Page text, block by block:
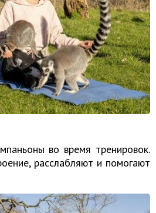
во время тренировок.
расслабляют и помогают